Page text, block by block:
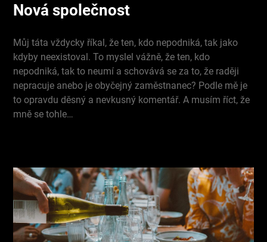
Nová společnost
Můj táta vždycky říkal, že ten, kdo nepodniká, tak jako
kdyby neexistoval. To myslel vážně, že ten, kdo
nepodniká, tak to neumí a schovává se za to, že raději
nepracuje anebo je obyčejný zaměstnanec? Podle mě je
to opravdu děsný a nevkusný komentář. A musím říct, že
mně se tohle…